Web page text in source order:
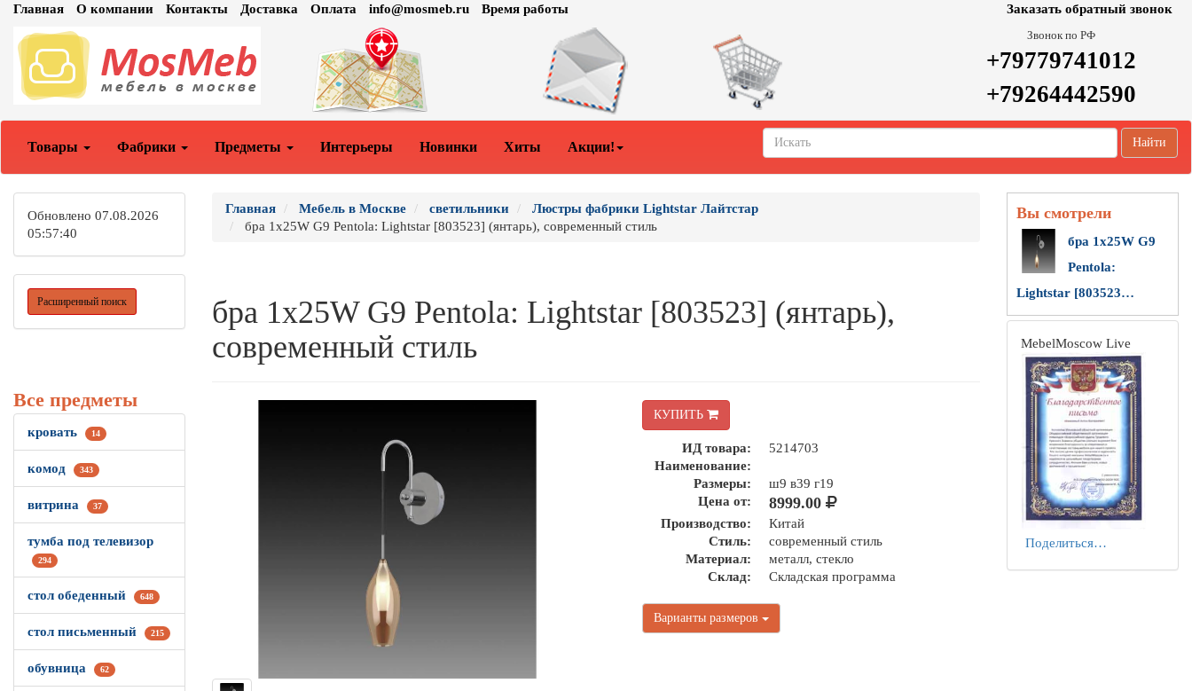
Главная О компании Контакты Доставка Оплата info@mosmeb.ru Время работы Заказать обратный звонок
Звонок по РФ
+79779741012
+79264442590
Товары Фабрики Предметы Интерьеры Новинки Хиты Акции! Найти
Обновлено 07.08.2026
05:57:40
Расширенный поиск
Все предметы
кровать 14
комод 343
витрина 37
тумба под телевизор
294
стол обеденный 648
стол письменный 215
обувница 62
Главная Мебель в Москве светильники
Люстры фабрики Lightstar Лайтстар
бра 1х25W G9 Pentola: Lightstar [803523] (янтарь), современный стиль
бра 1х25W G9 Pentola: Lightstar [803523] (янтарь),
современный стиль
КУПИТЬ
ИД товара:
5214703
Наименование:
Размеры:
ш9 в39 г19
Цена от:
8999.00
Производство:
Китай
Стиль:
современный стиль
Материал:
металл, стекло
Склад:
Складская программа
Варианты размеров
Вы смотрели
бра 1х25W G9
Pentola:
Lightstar [803523…
MebelMoscow Live
Поделиться…